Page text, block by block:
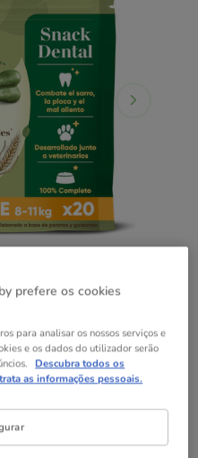
kg
prefere os cookies
para analisar os nossos serviços e
e os dados do utilizador serão
Descubra todos os
as informações pessoais.